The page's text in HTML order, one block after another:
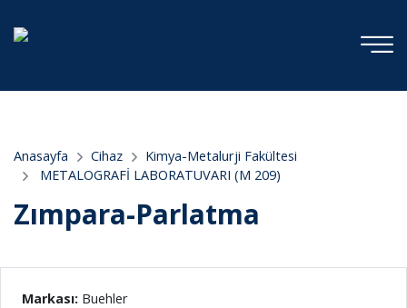
Anasayfa Cihaz
Kimya-Metalurji Fakültesi
METALOGRAFİ LABORATUVARI (M 209)
Zımpara-Parlatma
Markası: Buehler